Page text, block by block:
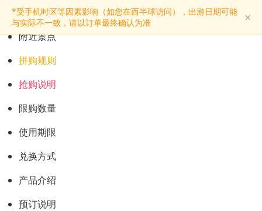
*受手机时区等因素影响（如您在西半球访问），出游日期可能
与实际不一致，请以订单最终确认为准
×
预订购票
景点介绍
附近景点
拼购规则
抢购说明
限购数量
使用期限
兑换方式
产品介绍
预订说明